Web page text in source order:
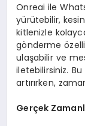
Onreai ile
yürütebilir,
kitlenizle
gönderme
ulaşabilir ve
iletebilirsiniz. Bu
artırırken,
Gerçek